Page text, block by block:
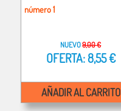
número 1
NUEVO9,00 €
OFERTA: 8,55 €
AÑADIR AL CARRITO